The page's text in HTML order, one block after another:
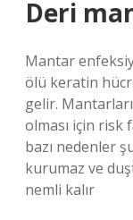
Deri
Mantar
ölü keratin
gelir.
olması için
bazı nedenler
kurumaz ve
nemli kalır